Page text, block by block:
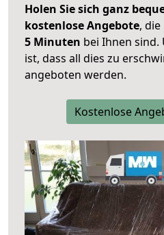
Holen Sie sich ganz
kostenlose Angebote,
5 Minuten bei Ihnen sind.
ist, dass all dies zu
angeboten werden.
Kostenlose